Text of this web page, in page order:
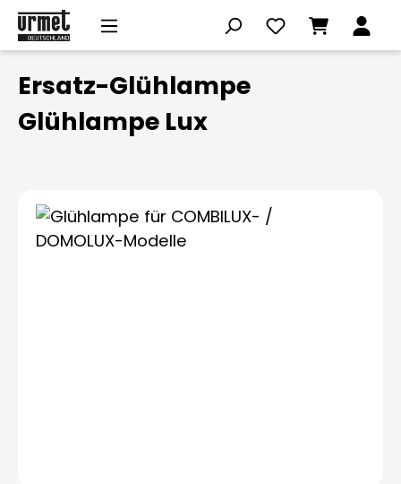
Zum Hauptinhalt springen
Ersatz-Glühlampe
Glühlampe Lux
Bildergalerie überspringen